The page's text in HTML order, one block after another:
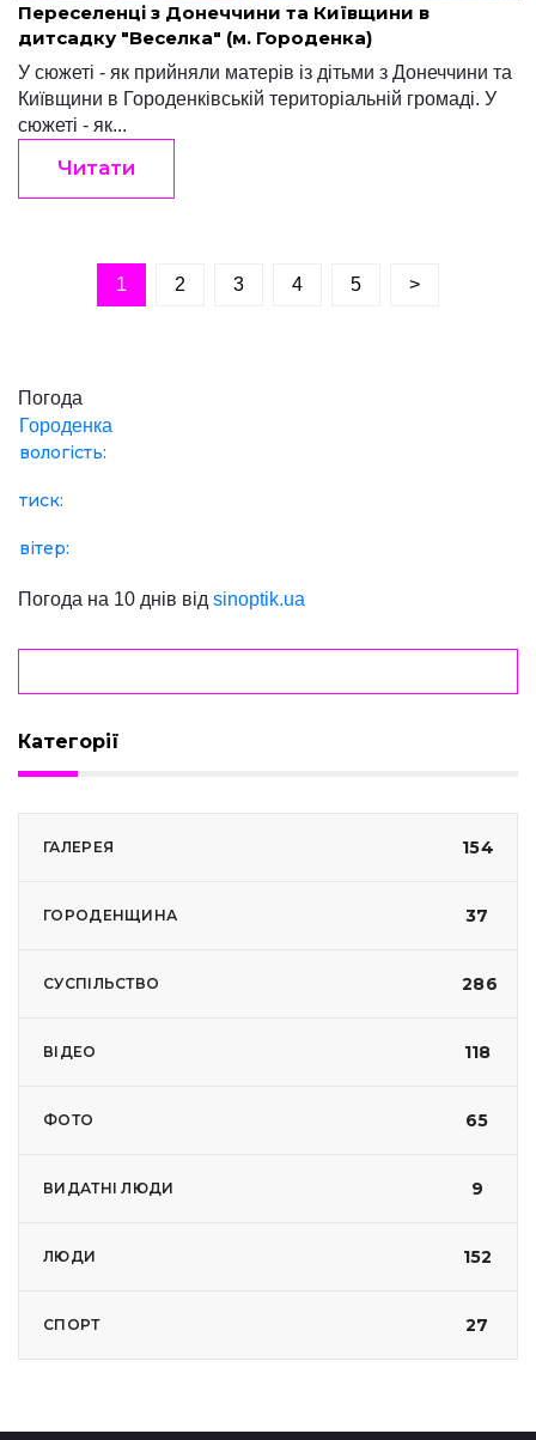
Переселенці з Донеччини та Київщини в
дитсадку "Веселка" (м. Городенка)
У сюжеті - як прийняли матерів із дітьми з Донеччини та
Київщини в Городенківській територіальній громаді. У
сюжеті - як...
Читати
1 2 3 4 5 >
Погода
Городенка
вологість:
тиск:
вітер:
Погода на 10 днів від sinoptik.ua
Категорії
ГАЛЕРЕЯ 154
ГОРОДЕНЩИНА 37
СУСПІЛЬСТВО 286
ВІДЕО 118
ФОТО 65
ВИДАТНІ ЛЮДИ 9
ЛЮДИ 152
СПОРТ 27